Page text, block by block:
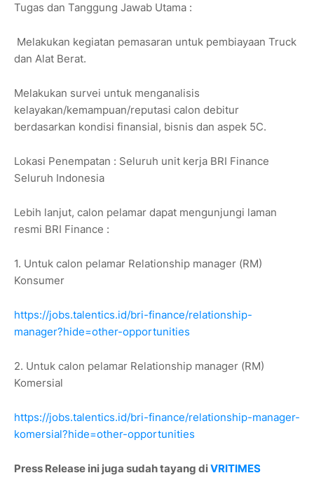
Tugas dan Tanggung Jawab Utama :
Melakukan kegiatan pemasaran untuk pembiayaan Truck
dan Alat Berat.
Melakukan survei untuk menganalisis
kelayakan/kemampuan/reputasi calon debitur
berdasarkan kondisi finansial, bisnis dan aspek 5C.
Lokasi Penempatan : Seluruh unit kerja BRI Finance
Seluruh Indonesia
Lebih lanjut, calon pelamar dapat mengunjungi laman
resmi BRI Finance :
1. Untuk calon pelamar Relationship manager (RM)
Konsumer
https://jobs.talentics.id/bri-finance/relationship-
manager?hide=other-opportunities
2. Untuk calon pelamar Relationship manager (RM)
Komersial
https://jobs.talentics.id/bri-finance/relationship-manager-
komersial?hide=other-opportunities
Press Release ini juga sudah tayang diVRITIMES